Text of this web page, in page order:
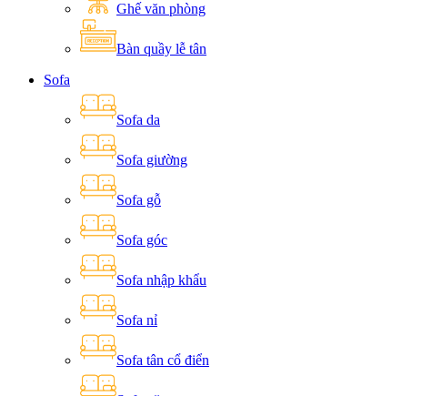
Ghế văn phòng
Bàn quầy lễ tân
Sofa
Sofa da
Sofa giường
Sofa gỗ
Sofa góc
Sofa nhập khẩu
Sofa nỉ
Sofa tân cổ điển